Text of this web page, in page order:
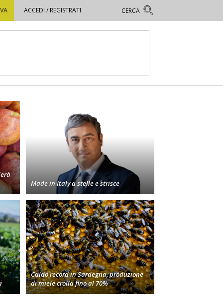
ACCEDI / REGISTRATI
Made in Italy a stelle e strisce
Caldo record in Sardegna, produzione
di miele crolla fino al 70%